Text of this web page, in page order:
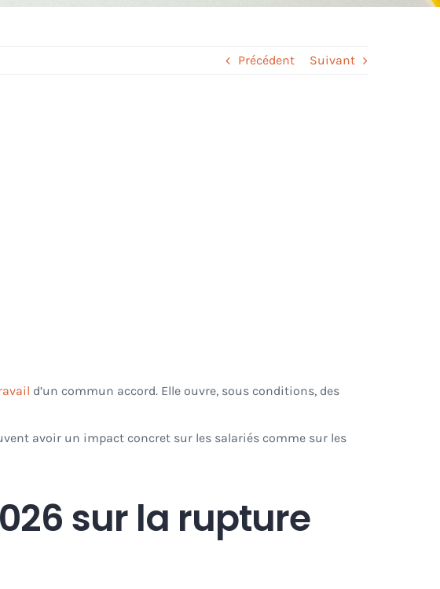
Précédent Suivant
d’un commun accord. Elle ouvre, sous conditions, des
avoir un impact concret sur les salariés comme sur les
sur la rupture